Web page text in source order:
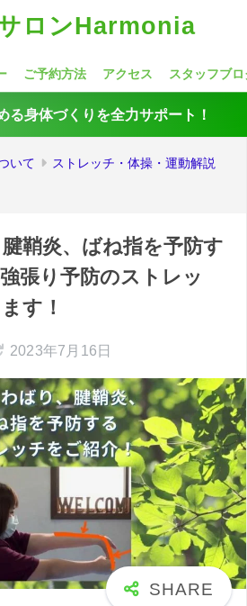
ロンHarmonia
ご予約方法 アクセス スタッフブロ
る身体づくりを全力サポート！
いて ストレッチ・体操・運動解説
鞘炎、ばね指を予防す
張り予防のストレッ
す！
2023年7月16日